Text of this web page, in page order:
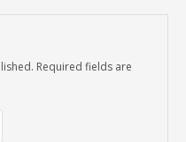
Required fields are